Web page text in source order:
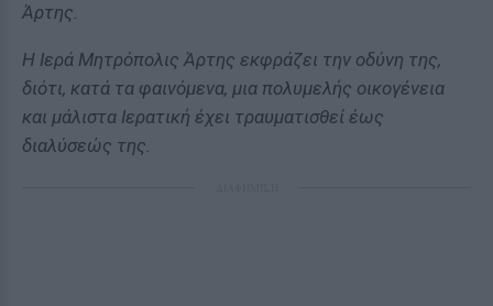
Άρτης.
Η Ιερά Μητρόπολις Άρτης εκφράζει την οδύνη της,
διότι, κατά τα φαινόμενα, μια πολυμελής οικογένεια
και μάλιστα Ιερατική έχει τραυματισθεί έως
διαλύσεώς της.